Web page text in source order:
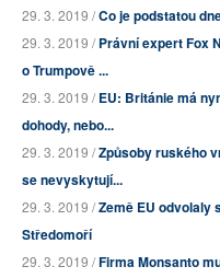
29. 3. 2019 /Co je podstatou
29. 3. 2019 /Právní expert Fox
o Trumpově ...
29. 3. 2019 /EU: Británie má
dohody, nebo...
29. 3. 2019 /Způsoby ruského
se nevyskytují...
29. 3. 2019 /Země EU odvolaly
Středomoří
29. 3. 2019 /Firma Monsanto